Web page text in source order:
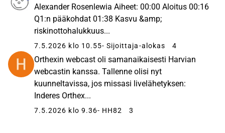
Alexander Rosenlewia Aiheet: 00:00 Aloitus 00:16
Q1:n pääkohdat 01:38 Kasvu &amp;
riskinottohalukkuus...
7.5.2026 klo 10.55- Sijoittaja-alokas 4
Orthexin webcast oli samanaikaisesti Harvian
webcastin kanssa. Tallenne olisi nyt
kuunneltavissa, jos missasi livelähetyksen:
Inderes Orthex...
7.5.2026 klo 9.36- HH82 3